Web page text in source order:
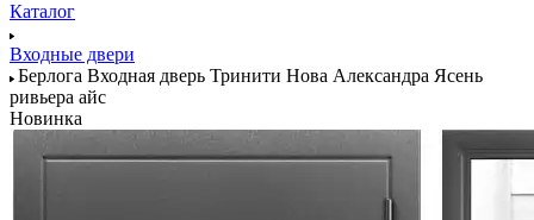
Каталог
Входные двери
Берлога Входная дверь Тринити Нова Александра Ясень
ривьера айс
Новинка